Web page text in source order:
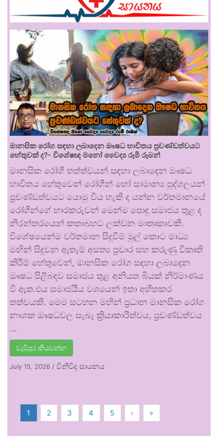
මානසික රෝග සඳහා ලබාදෙන ඖෂධ භාවිතය ප්‍රචණ්ඩත්වයට
හේතුවක් ද?- විශේෂඥ මනෝ වෛද්‍ය රූමි රූබන්
මානසික රෝගී තත්ත්වයන් සඳහා ලබාදෙන ඖෂධ
භාවිතය හේතුවෙන් රෝගීන් හෝ සාමාන්‍ය පුද්ගලයන්
ප්‍රචණ්ඩත්වයට යොමු විය හැකි ද යන්න වර්තමානයේ
රෝගීන්ගේ භාරකරුවන් මෙන්ම පොදු සමාජය තුළ ද
නිරන්තරයෙන් කතාබහට ලක්වන මාතෘකාවකි.
විශේෂයෙන්ම වර්තමාන සිදුවීම් මුල් කොට මාධ්‍ය
මඟින් සිදුවන ඇතැම් අසත්‍ය ප්‍රචාර සහ කරුණු විකෘති
කිරීම් හේතුවෙන්, මානසික රෝග සඳහා ලබාදෙන
ඖෂධ පිළිබඳව සමාජය තුළ අනියත බියක් නිර්මාණය
වී ඇත.එය සමාජයීය වශයෙන් ඉතා අහිතකර
තත්වයකි. මෙම සටහන මඟින් ප්‍රධාන මානසික රෝග
නාශක ඖෂධවල සැබෑ ක්‍රියාකාරීත්වය, ප්‍රචණ්ඩත්වය
…
වැඩිපුර කියවන්න
July 15, 2026 / විනිවිද සායනය
1 2 3 4 5 › »